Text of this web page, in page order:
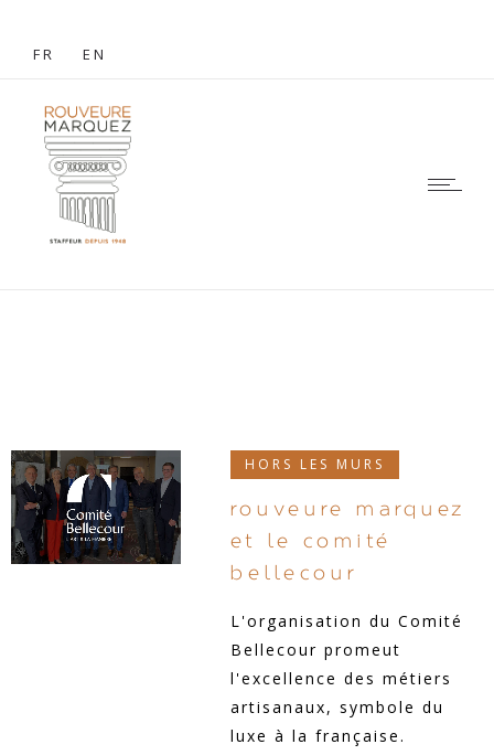
FR EN
HORS LES MURS
rouveure marquez
et le comité
bellecour
L'organisation du Comité
Bellecour promeut
l'excellence des métiers
artisanaux, symbole du
luxe à la française.